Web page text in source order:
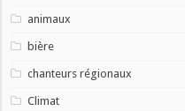
animaux
bière
chanteurs régionaux
Climat